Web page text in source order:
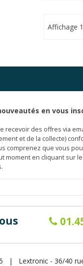
Affichage
en vous
recevoir des offres via
et de la collecte)
comprenez que vous
moment en cliquant sur
| Lextronic - 36/40